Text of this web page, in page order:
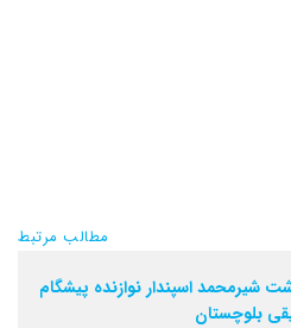
مطالب مرتبط
شیرمحمد اسپندار نوازنده پیشگام
بلوچستان